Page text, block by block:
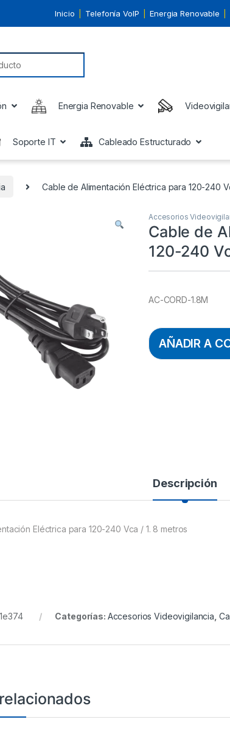
Inicio Telefonía VoIP Energia Renovable
Energia Renovable
Soporte IT Cableado Estructurado
Cable de Alimentación Eléctrica para 120-240
Accesorios
Cable de
120-240
AC-CORD-1.8M
AÑADIR A
Descripción
Eléctrica para 120-240 Vca / 1. 8 metros
Categorías: Accesorios Videovigilancia